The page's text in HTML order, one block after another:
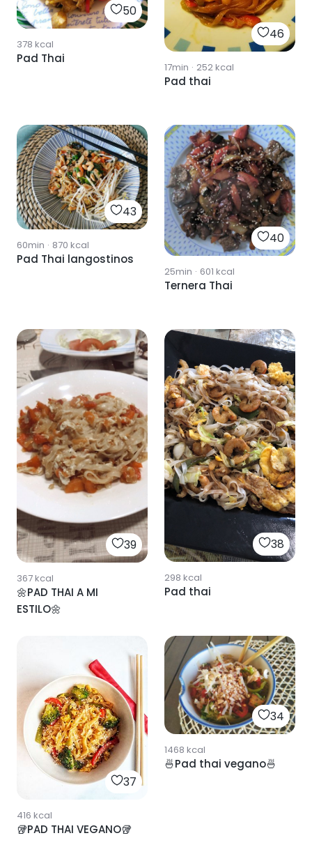
50
378 kcal
Pad Thai
46
17min · 252kcal
Pad thai
43
60min · 870 kcal
Pad Thai langostinos
40
25min · 601 kcal
Ternera Thai
39
367kcal
🌼PAD THAI A MI
ESTILO🌼
38
298 kcal
Pad thai
37
416 kcal
🥡PAD THAI VEGANO🥡
34
1468 kcal
🍜Pad thai vegano🍜